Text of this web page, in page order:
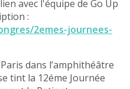
avec l'équipe de Go Up
:
2emes-journees-
dans l’amphithéâtre
tint la 12éme Journée